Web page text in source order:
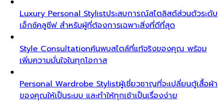
Luxury Personal Stylistประสบการณ์สไตลิสต์ส่วนตัวระดับ
เอ็กซ์คลูซีฟ สำหรับผู้ที่ต้องการเฉพาะสิ่งที่ดีที่สุด
Style Consultationค้นพบสไตล์ที่แท้จริงของคุณ พร้อม
เพิ่มความมั่นใจในทุกโอกาส
Personal Wardrobe Stylistผู้เชี่ยวชาญที่จะเปลี่ยนตู้เสื้อผ้า
ของคุณให้เป็นระบบ และทำให้ทุกเช้าเป็นเรื่องง่าย